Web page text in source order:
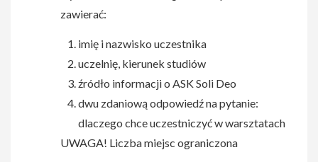
zawierać:
imię i nazwisko uczestnika
uczelnię, kierunek studiów
źródło informacji o ASK Soli Deo
dwu zdaniową odpowiedź na pytanie:
dlaczego chce uczestniczyć w warsztatach
UWAGA! Liczba miejsc ograniczona